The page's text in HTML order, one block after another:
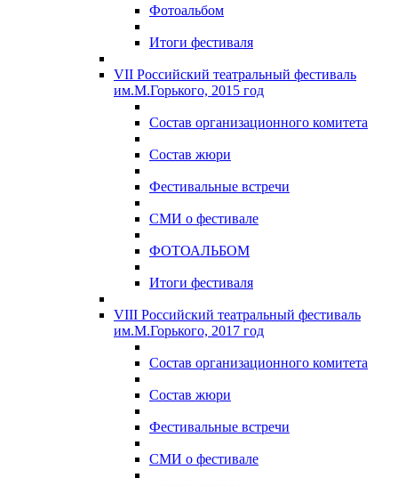
Фотоальбом
Итоги фестиваля
VII Российский театральный фестиваль
им.М.Горького, 2015 год
Состав организационного комитета
Состав жюри
Фестивальные встречи
СМИ о фестивале
ФОТОАЛЬБОМ
Итоги фестиваля
VIII Российский театральный фестиваль
им.М.Горького, 2017 год
Состав организационного комитета
Состав жюри
Фестивальные встречи
СМИ о фестивале